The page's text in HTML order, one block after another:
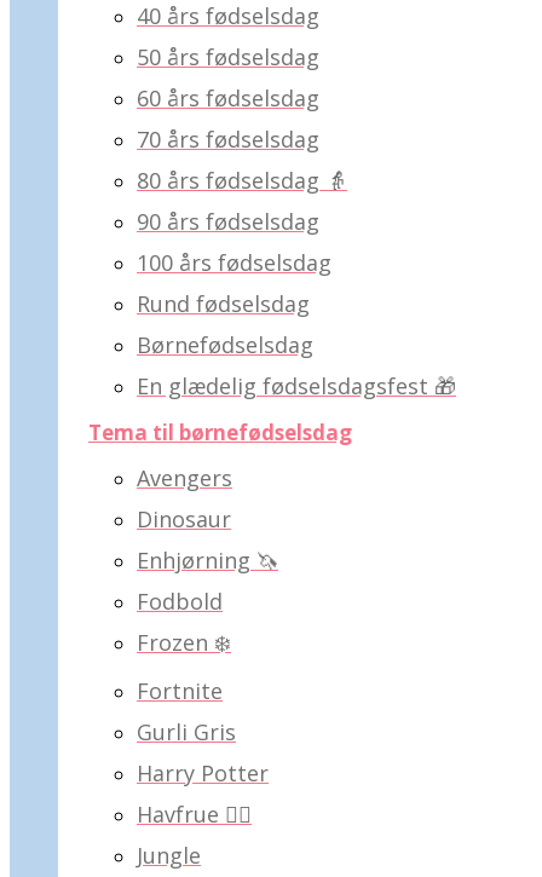
40 års fødselsdag
50 års fødselsdag
60 års fødselsdag
70 års fødselsdag
80 års fødselsdag 👵
90 års fødselsdag
100 års fødselsdag
Rund fødselsdag
Børnefødselsdag
En glædelig fødselsdagsfest 🎁
Tema til børnefødselsdag
Avengers
Dinosaur
Enhjørning 🦄
Fodbold
Frozen ❄️
Fortnite
Gurli Gris
Harry Potter
Havfrue 🧜‍♀️
Jungle